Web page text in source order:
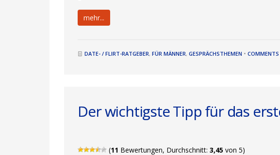
mehr...
DATE- / FLIRT-RATGEBER,FÜR MÄNNER,GESPRÄCHSTHEMEN •COMMENTS
Der wichtigste Tipp für das
(11 Bewertungen, Durchschnitt:3,45 von 5)